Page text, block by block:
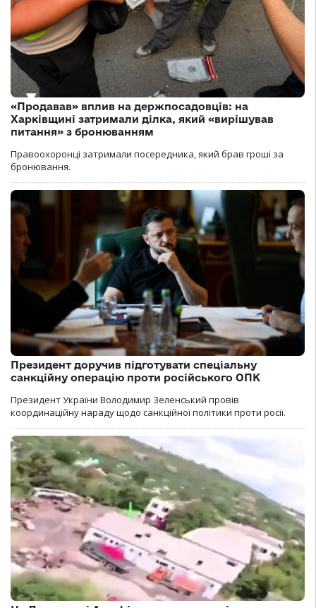
«Продавав» вплив на держпосадовців: на
Харківщині затримали ділка, який «вирішував
питання» з бронюванням
Правоохоронці затримали посередника, який брав гроші за
бронювання.
Президент доручив підготувати спеціальну
санкційну операцію проти російського ОПК
Президент України Володимир Зеленський провів
координаційну нараду щодо санкційної політики проти росії.